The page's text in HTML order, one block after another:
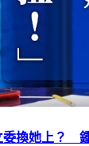
委換她上？